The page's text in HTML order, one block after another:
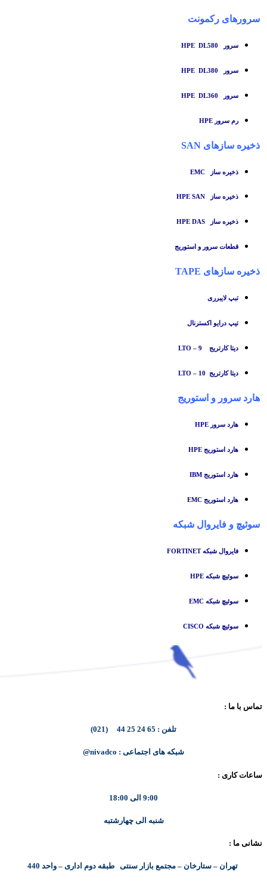
سرورهای رکمونت
سرور HPE DL580
سرور HPE DL380
سرور HPE DL360
رم سرور HPE
ذخیره سازهای SAN
ذخیره ساز
ذخیره ساز HPE SAN
ذخیره ساز HPE DAS
قطعات سرور و استوریج
ذخیره سازهای TAPE
تبپ لایبرری
تیپ درایو اکسترنال
دیتا کارتریج LTO – 9
دیتا کارتریج LTO – 10
هارد سرور و استوریج
هارد سرور HPE
هارد استوریج HPE
هارد استوریج IBM
هارد استوریج EMC
سوئیچ و فایروال شبکه
فایروال شبکه FORTINET
سوئیچ شبکه HPE
سوئیچ شبکه EMC
سوئیچ شبکه CISCO
تماس با ما :
تلفن : 65 24 25 44 (021)
شبکه های اجتماعی : nivadco@
ساعات کاری :
9:00 الی 18:00
شنبه الی چهارشتبه
نشانی ما :
تهران – ستارخان – مجتمع بازار سنتی طبقه دوم اداری – واحد 440